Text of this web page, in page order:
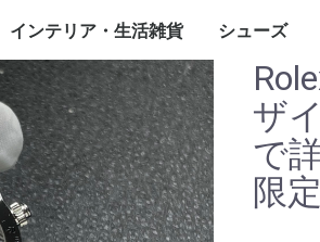
ース
ス・アイウェ
リー
/スカーフ LOUIS VUITTON
CHANEL
HERMES
GUCCI
DIOR
FENDI
LINEID：0109shop
ャーム
トラップ
コイン）ケー
ス
セサリー
インテリア・生活雑貨
寝具
ブランケット
カーペット絨毯
クッションカバー/ク
ッション
小物入れ収納ボックス
バスタオル
QRコード
シューズ
レディース/
メンズ/男性
Gucci
Chanel
ザ
で
限